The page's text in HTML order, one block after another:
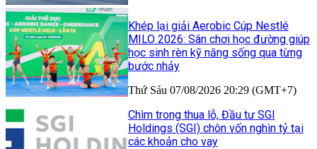
Khép lại giải Aerobic Cúp Nestlé
MILO 2026: Sân chơi học đường giúp
học sinh rèn kỹ năng sống qua từng
bước nhảy
Thứ Sáu 07/08/2026 20:29 (GMT+7)
Chìm trong thua lỗ, Đầu tư SGI
Holdings (SGI) chôn vốn nghìn tỷ tại
các khoản cho vay